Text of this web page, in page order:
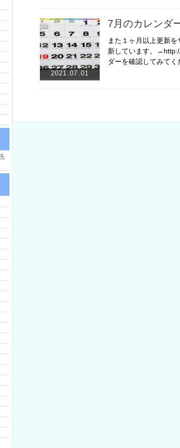
2021.07.01
7月のカレンダ
また１ヶ月以上更新
新しています。
ダーを確認してみてく